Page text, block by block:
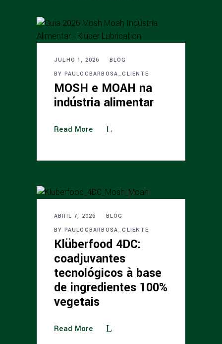
JULHO 1, 2026
BLOG
BY PAULOCBARBOSA_CLIENTE
MOSH e MOAH na
indústria alimentar
Read More
ABRIL 7, 2026
BLOG
BY PAULOCBARBOSA_CLIENTE
Klüberfood 4DC:
coadjuvantes
tecnológicos à base
de ingredientes 100%
vegetais
Read More